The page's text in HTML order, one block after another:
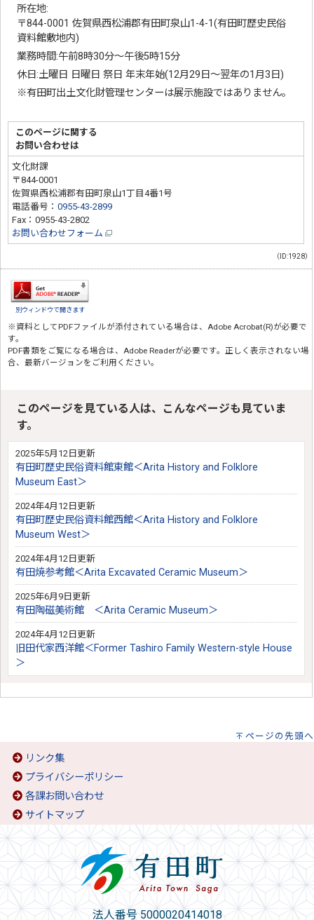
所在地:
〒844-0001 佐賀県西松浦郡有田町泉山1-4-1(有田町歴史民俗
資料館敷地内)
業務時間:午前8時30分〜午後5時15分
休日:土曜日 日曜日 祭日 年末年始(12月29日〜翌年の1月3日)
※有田町出土文化財管理センターは展示施設ではありません。
このページに関する
お問い合わせは
文化財課
〒844-0001
佐賀県西松浦郡有田町泉山1丁目4番1号
電話番号：0955-43-2899
Fax：0955-43-2802
お問い合わせフォーム
（ID:1928）
別ウィンドウで開きます
※資料としてPDFファイルが添付されている場合は、 Adobe Acrobat(R)が必要で
す。
PDF書類をご覧になる場合は、 Adobe Readerが必要です。正しく表示されない場
合、最新バージョンをご利用ください。
このページを見ている人は、こんなページも見ていま
す。
2025年5月12日更新
有田町歴史民俗資料館東館＜Arita History and Folklore
Museum East＞
2024年4月12日更新
有田町歴史民俗資料館西館＜Arita History and Folklore
Museum West＞
2024年4月12日更新
有田焼参考館＜Arita Excavated Ceramic Museum＞
2025年6月9日更新
有田陶磁美術館 ＜Arita Ceramic Museum＞
2024年4月12日更新
旧田代家西洋館＜Former Tashiro Family Western-style House
＞
ページの先頭へ
リンク集
プライバシーポリシー
各課お問い合わせ
サイトマップ
法人番号 5000020414018